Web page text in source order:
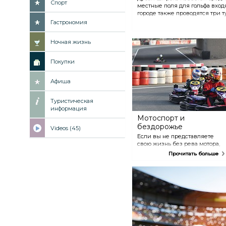
Спорт
Гастрономия
Ночная жизнь
Покупки
Афиша
Туристическая
информация
Videos (45)
местные поля для гольфа
городе также проводятся три
можете отточить свое
Emirates Golf Club и Jumeirah
одними из лучших в мире.
Dubai Creek Golf and Yacht
Montgomerie Dubai. Мы
время в будний день, когда
Мотоспорт и
бездорожье
Если вы не представляете
свою жизнь без рева мотора,
Дубаю есть чем вас
просторы пустыни и горные
перевалы идеально подойдут
любителям езды по
бездорожью. Возьмите
напрокат внедорожник или
багги и прокатитесь по дюнам
в пустыне. Если вы
предпочитаете гоночную езду,
Прочитать больше